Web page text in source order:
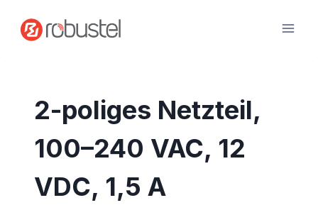
Inhalt
springen
2-poliges Netzteil,
100–240 VAC, 12
VDC, 1,5 A